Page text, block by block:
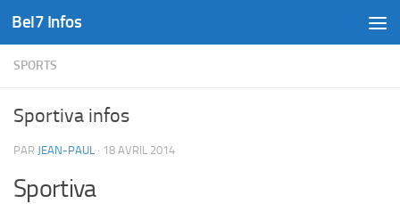
Skip to content
Bel7 Infos
SPORTS
Sportiva infos
PAR JEAN-PAUL · 18 AVRIL 2014
Sportiva